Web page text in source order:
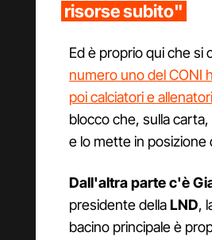
risorse subito"
Ed è proprio qui che si
numero uno del CONI
poi calciatori e allenatori
blocco che, sulla
e lo mette in posizione
Dall'altra parte c'è
presidente dellaLND,
bacino principale è